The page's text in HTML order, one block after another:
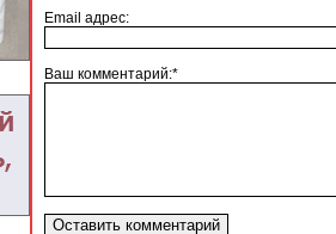
Email адрес:
Ваш комментарий:*